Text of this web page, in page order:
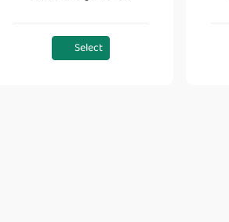
Select